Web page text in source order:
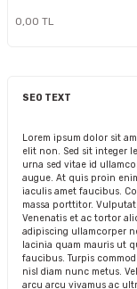
0,00 TL
SEO TEXT
Lorem ipsum dolor sit
elit non. Sed sit integer
urna sed vitae id
augue. At quis proin
iaculis amet faucibus.
massa porttitor.
Venenatis et ac tortor
adipiscing ullamcorper
lacinia quam mauris ut
faucibus. Turpis
nisl diam nunc metus.
arcu arcu vivamus ac